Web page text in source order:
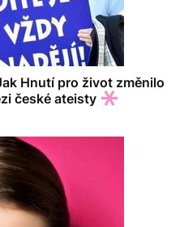
Hnutí pro život změnilo
české ateisty